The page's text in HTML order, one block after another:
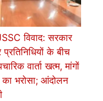
विवाद: सरकार
के बीच
वार्ता खत्म, मांगों
का भरोसा; आंदोलन